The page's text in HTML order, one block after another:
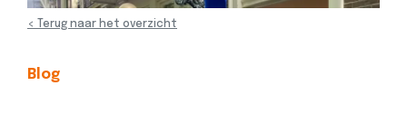
< Terug naar het overzicht
Blog